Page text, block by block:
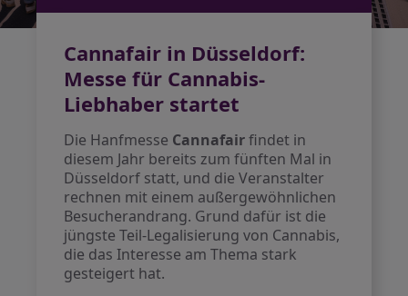
Cannafair in Düsseldorf:
Messe für Cannabis-
Liebhaber startet
Die Hanfmesse Cannafairfindet in
diesem Jahr bereits zum fünften Mal in
Düsseldorf statt, und die Veranstalter
rechnen mit einem außergewöhnlichen
Besucherandrang. Grund dafür ist die
jüngste Teil-Legalisierung von Cannabis,
die das Interesse am Thema stark
gesteigert hat.